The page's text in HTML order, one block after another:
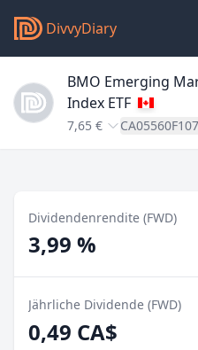
DivvyDiary
BMO Emerging
Index ETF
7,65 €
Dividendenrendite (FWD)
3,99 %
Jährliche Dividende (FWD)
0,49 CA$